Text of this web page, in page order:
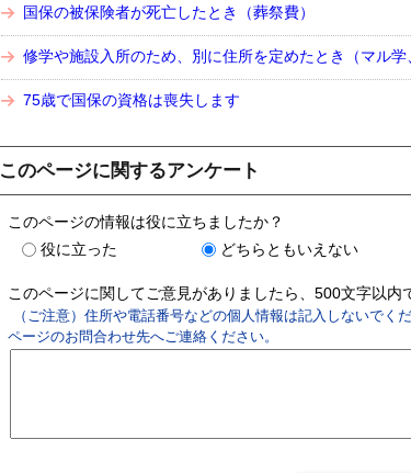
国保の被保険者が死亡したとき（葬祭費）
修学や施設入所のため、別に住所を定めたとき（マル学
75歳で国保の資格は喪失します
このページに関するアンケート
このページの情報は役に立ちましたか？
役に立った
どちらともいえない
このページに関してご意見がありましたら、500文字以内
（ご注意）住所や電話番号などの個人情報は記入しないで
ページのお問合わせ先へご連絡ください。